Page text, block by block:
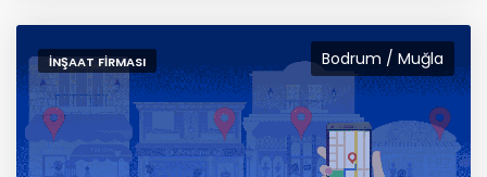
Bodrum / Muğla
İNŞAAT FIRMASI